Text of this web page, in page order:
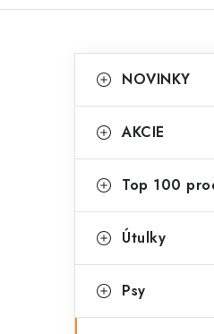
o
n
ý
a
n
kategórie
a
e
ó
i
NOVINKY
AKCIE
Top 100
Útulky
Psy